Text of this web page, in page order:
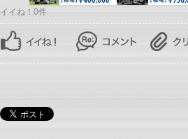
イイね！0件